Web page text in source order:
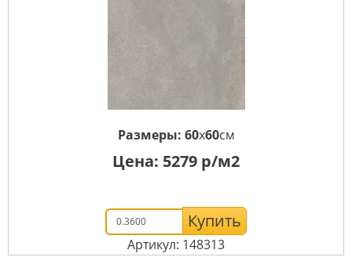
Размеры: 60x60см
Цена: 5279 р/м2
Купить
Артикул: 148313